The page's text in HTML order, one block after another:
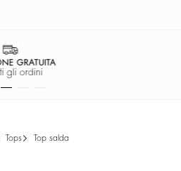
SICURO AL 100%
facile
tops top salda